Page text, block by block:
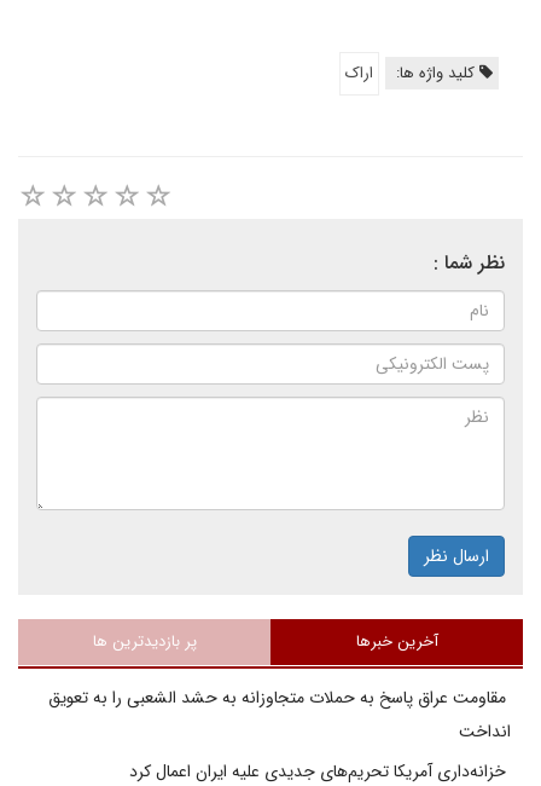
کلید واژه ها: اراک
نظر شما :
ارسال نظر
آخرین خبرها پر بازدیدترین ها
مقاومت عراق پاسخ به حملات متجاوزانه به حشد الشعبی را به تعویق
انداخت
خزانه‌داری آمریکا تحریم‌های جدیدی علیه ایران اعمال کرد